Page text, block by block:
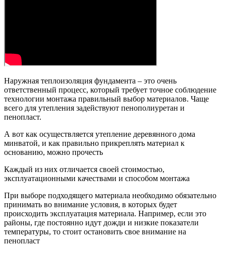
Наружная теплоизоляция фундамента – это очень
ответственный процесс, который требует точное соблюдение
технологии монтажа правильный выбор материалов. Чаще
всего для утепления задействуют пенополиуретан и
пенопласт.
А вот как осуществляется утепление деревянного дома
минватой, и как правильно прикреплять материал к
основанию, можно прочесть
Каждый из них отличается своей стоимостью,
эксплуатационными качествами и способом монтажа
При выборе подходящего материала необходимо обязательно
принимать во внимание условия, в которых будет
происходить эксплуатация материала. Например, если это
районы, где постоянно идут дожди и низкие показатели
температуры, то стоит остановить свое внимание на
пенопласт